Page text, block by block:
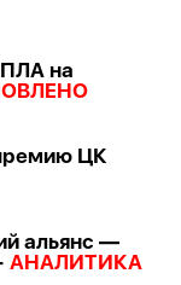
на
ЦК
альянс —
АНАЛИТИКА